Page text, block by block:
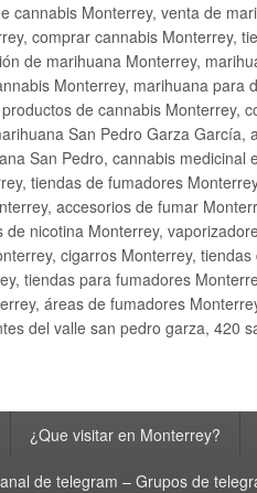
cannabis Monterrey, venta de
comprar cannabis Monterrey,
de marihuana Monterrey,
Monterrey, marihuana
de cannabis Monterrey,
San Pedro Garza
San Pedro, cannabis
tiendas de fumadores
accesorios de fumar
nicotina Monterrey,
cigarros Monterrey,
tiendas para fumadores
áreas de fumadores
del valle san pedro garza, 420
¿Que visitar en Monterrey?
de telegram – Grupos de